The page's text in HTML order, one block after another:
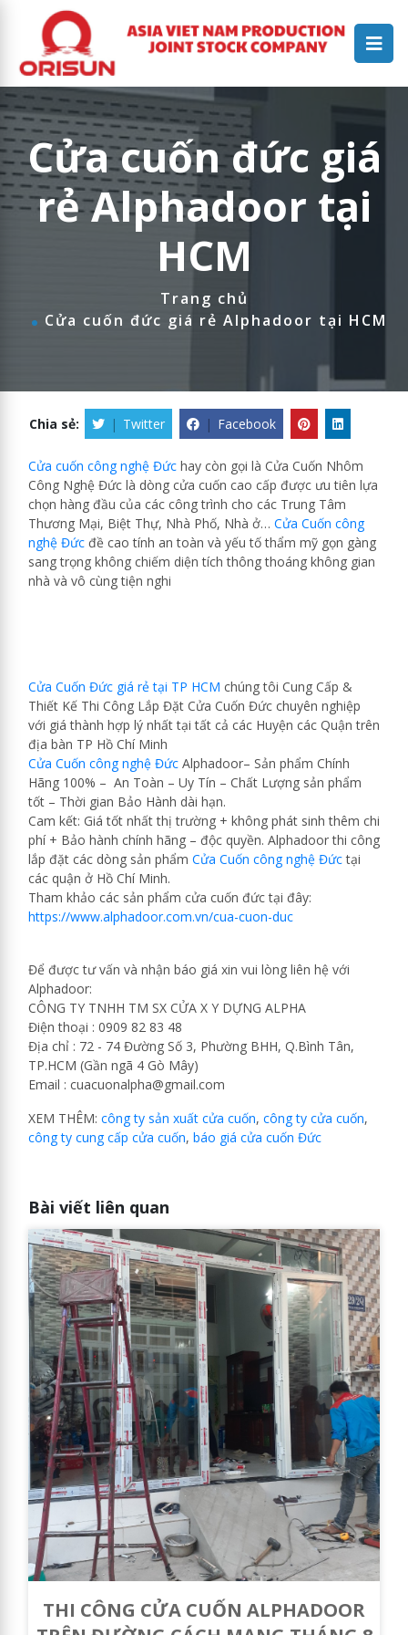
Cửa cuốn đức giá
rẻ Alphadoor tại
HCM
Trang chủ
Cửa cuốn đức giá rẻ Alphadoor tại HCM
Chia sẻ: | Twitter | Facebook
Cửa cuốn công nghệ Đức hay còn gọi là Cửa Cuốn Nhôm
Công Nghệ Đức là dòng cửa cuốn cao cấp được ưu tiên lựa
chọn hàng đầu của các công trình cho các Trung Tâm
Thương Mại, Biệt Thự, Nhà Phố, Nhà ở… Cửa Cuốn công
nghệ Đức đề cao tính an toàn và yếu tố thẩm mỹ gọn gàng
sang trọng không chiếm diện tích thông thoáng không gian
nhà và vô cùng tiện nghi
Cửa Cuốn Đức giá rẻ tại TP HCM chúng tôi Cung Cấp &
Thiết Kế Thi Công Lắp Đặt Cửa Cuốn Đức chuyên nghiệp
với giá thành hợp lý nhất tại tất cả các Huyện các Quận trên
địa bàn TP Hồ Chí Minh
Cửa Cuốn công nghệ Đức Alphadoor– Sản phẩm Chính
Hãng 100% – An Toàn – Uy Tín – Chất Lượng sản phẩm
tốt – Thời gian Bảo Hành dài hạn.
Cam kết: Giá tốt nhất thị trường + không phát sinh thêm chi
phí + Bảo hành chính hãng – độc quyền. Alphadoor thi công
lắp đặt các dòng sản phẩm Cửa Cuốn công nghệ Đứctại
các quận ở Hồ Chí Minh.
Tham khảo các sản phẩm cửa cuốn đức tại đây:
https://www.alphadoor.com.vn/cua-cuon-duc
Để được tư vấn và nhận báo giá xin vui lòng liên hệ với
Alphadoor:
CÔNG TY TNHH TM SX CỬA X Y DỰNG ALPHA
Điện thoại : 0909 82 83 48
Địa chỉ : 72 - 74 Đường Số 3, Phường BHH, Q.Bình Tân,
TP.HCM (Gần ngã 4 Gò Mây)
Email : cuacuonalpha@gmail.com
XEM THÊM: công ty sản xuất cửa cuốn, công ty cửa cuốn,
công ty cung cấp cửa cuốn, báo giá cửa cuốn Đức
Bài viết liên quan
THI CÔNG CỬA CUỐN ALPHADOOR